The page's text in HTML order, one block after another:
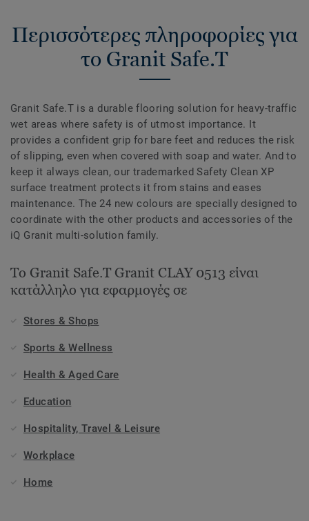
Περισσότερες πληροφορίες για
το Granit Safe.T
Granit Safe.T is a durable flooring solution for heavy-traffic
wet areas where safety is of utmost importance. It
provides a confident grip for bare feet and reduces the risk
of slipping, even when covered with soap and water. And to
keep it always clean, our trademarked Safety Clean XP
surface treatment protects it from stains and eases
maintenance. The 24 new colours are specially designed to
coordinate with the other products and accessories of the
iQ Granit multi-solution family.
Το Granit Safe.T Granit CLAY 0513 είναι
κατάλληλο για εφαρμογές σε
Stores & Shops
Sports & Wellness
Health & Aged Care
Education
Hospitality, Travel & Leisure
Workplace
Home